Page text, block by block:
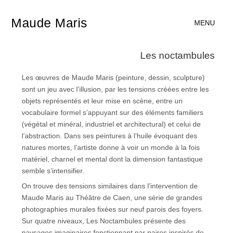
Maude Maris MENU
Les noctambules
Les œuvres de Maude Maris (peinture, dessin, sculpture)
sont un jeu avec l’illusion, par les tensions créées entre les
objets représentés et leur mise en scène, entre un
vocabulaire formel s’appuyant sur des éléments familiers
(végétal et minéral, industriel et architectural) et celui de
l’abstraction. Dans ses peintures à l’huile évoquant des
natures mortes, l’artiste donne à voir un monde à la fois
matériel, charnel et mental dont la dimension fantastique
semble s’intensifier.
On trouve des tensions similaires dans l’intervention de
Maude Maris au Théâtre de Caen, une série de grandes
photographies murales fixées sur neuf parois des foyers.
Sur quatre niveaux, Les Noctambules présente des